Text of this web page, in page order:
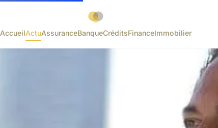
AccueilActuAssuranceBanqueCréditsFinanceImmobilier